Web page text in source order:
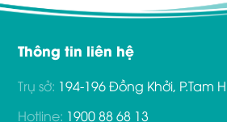
nhất quy định, quy chuẩn
nhận thức, thay đổi tư duy,
giải pháp vượt qua thách
bảo vệ phát triển thương
Thông tin liên hệ
Trụ sở: 194-196 Đồng Khởi, P.Tam
Hotline: 1900 88 68 13